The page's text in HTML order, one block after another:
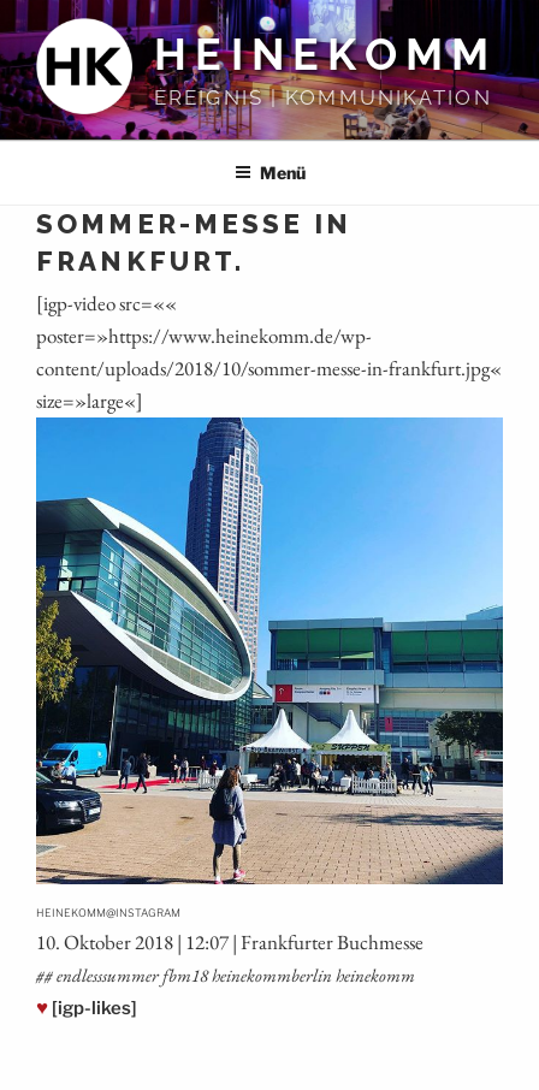
Inhalt
springen
HEINEKOMM
EREIGNIS | KOMMUNIKATION
Menü
SOMMER-MESSE IN
FRANKFURT.
[igp-video src=««
poster=»https://www.heinekomm.de/wp-
content/uploads/2018/10/sommer-messe-in-frankfurt.jpg«
size=»large«]
HEINEKOMM@INSTAGRAM
10. Okto­ber 2018 | 12:07 | Frank­fur­ter Buchmesse
## end­less­sum­mer fbm18 hei­ne­komm­ber­lin heinekomm
♥ [igp-likes]